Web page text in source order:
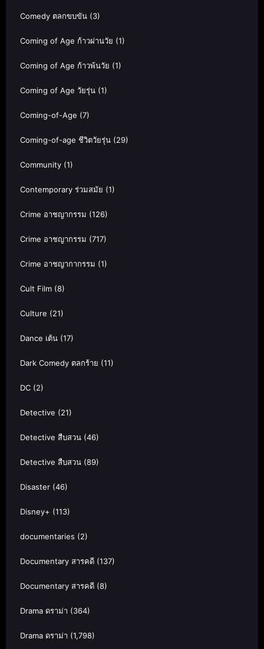
Comedy ตลกขบขัน (3)
Coming of Age ก้าวผ่านวัย (1)
Coming of Age ก้าวพ้นวัย (1)
Coming of Age วัยรุ่น (1)
Coming-of-Age (7)
Coming-of-age ชีวิตวัยรุ่น (29)
Community (1)
Contemporary ร่วมสมัย (1)
Crime อาชญากรรม (126)
Crime อาชญากรรม (717)
Crime อาชญากากรรม (1)
Cult Film (8)
Culture (21)
Dance เต้น (17)
Dark Comedy ตลกร้าย (11)
DC (2)
Detective (21)
Detective สืบสวน (46)
Detective สืบสวน (89)
Disaster (46)
Disney+ (113)
documentaries (2)
Documentary สารคดี (137)
Documentary สารคดี (8)
Drama ดราม่า (364)
Drama ดราม่า (1,798)